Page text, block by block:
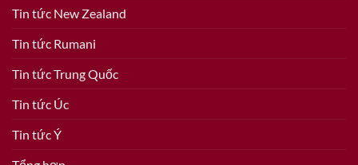
Tin tức New Zealand
Tin tức Rumani
Tin tức Trung Quốc
Tin tức Úc
Tin tức Ý